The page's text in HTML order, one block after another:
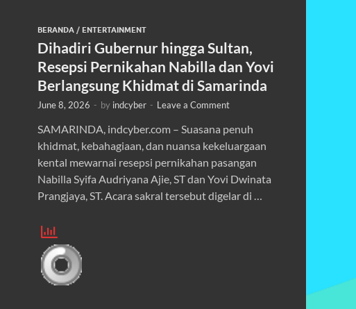
BERANDA / ENTERTAINMENT
Dihadiri Gubernur hingga Sultan,
Resepsi Pernikahan Nabilla dan Yovi
Berlangsung Khidmat di Samarinda
June 8, 2026 - by indcyber - Leave a Comment
SAMARINDA, indcyber.com – Suasana penuh
khidmat, kebahagiaan, dan nuansa kekeluargaan
kental mewarnai resepsi pernikahan pasangan
Nabilla Syifa Audriyana Ajie, ST dan Yovi Dwinata
Prangjaya, ST. Acara sakral tersebut digelar di …